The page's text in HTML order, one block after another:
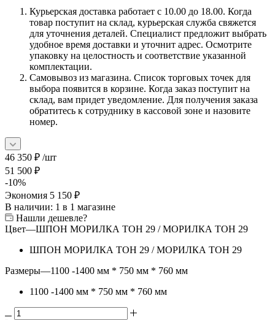
Курьерская доставка работает с 10.00 до 18.00. Когда
товар поступит на склад, курьерская служба свяжется
для уточнения деталей. Специалист предложит выбрать
удобное время доставки и уточнит адрес. Осмотрите
упаковку на целостность и соответствие указанной
комплектации.
Самовывоз из магазина. Список торговых точек для
выбора появится в корзине. Когда заказ поступит на
склад, вам придет уведомление. Для получения заказа
обратитесь к сотруднику в кассовой зоне и назовите
номер.
46 350 ₽ /шт
51 500 ₽
-10%
Экономия 5 150 ₽
В наличии: 1 в 1 магазине
Нашли дешевле?
Цвет—ШПОН МОРИЛКА ТОН 29 / МОРИЛКА ТОН 29
ШПОН МОРИЛКА ТОН 29 / МОРИЛКА ТОН 29
Размеры—1100 -1400 мм * 750 мм * 760 мм
1100 -1400 мм * 750 мм * 760 мм